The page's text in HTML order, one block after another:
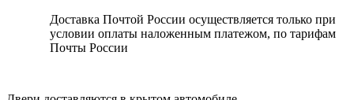
Доставка Почтой России осуществляется только при
условии оплаты наложенным платежом, по тарифам
Почты России